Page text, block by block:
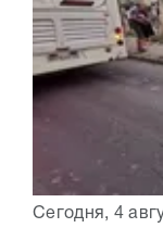
Сегодня, 4